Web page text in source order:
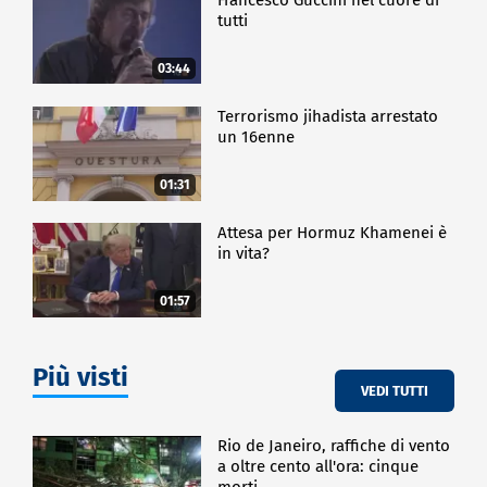
03:44
tutti
01:31
Terrorismo jihadista arrestato
un 16enne
01:57
Attesa per Hormuz Khamenei è
in vita?
Più visti VEDI TUTTI
Rio de Janeiro, raffiche di vento
a oltre cento all'ora: cinque